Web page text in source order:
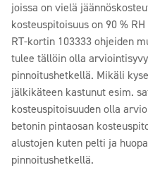
joissa on vielä
kosteuspitoisuus on 90 %
RT-kortin 103333 ohjeiden
tulee tällöin olla
pinnoitushetkellä. Mikäli
jälkikäteen kastunut esim.
kosteuspitoisuuden olla
betonin pintaosan
alustojen kuten pelti ja
pinnoitushetkellä.